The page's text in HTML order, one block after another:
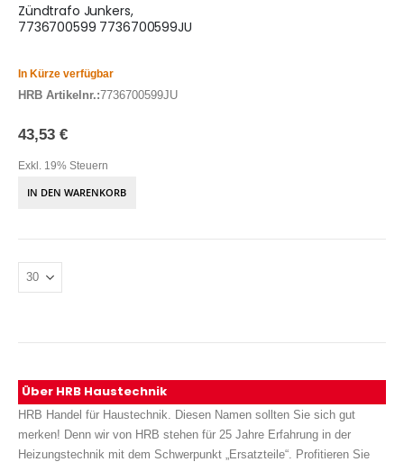
Zündtrafo Junkers,
7736700599 7736700599JU
In Kürze verfügbar
HRB Artikelnr.:7736700599JU
43,53 €
Exkl. 19% Steuern
IN DEN WARENKORB
Über HRB Haustechnik
HRB Handel für Haustechnik. Diesen Namen sollten Sie sich gut
merken! Denn wir von HRB stehen für 25 Jahre Erfahrung in der
Heizungstechnik mit dem Schwerpunkt „Ersatzteile“. Profitieren Sie